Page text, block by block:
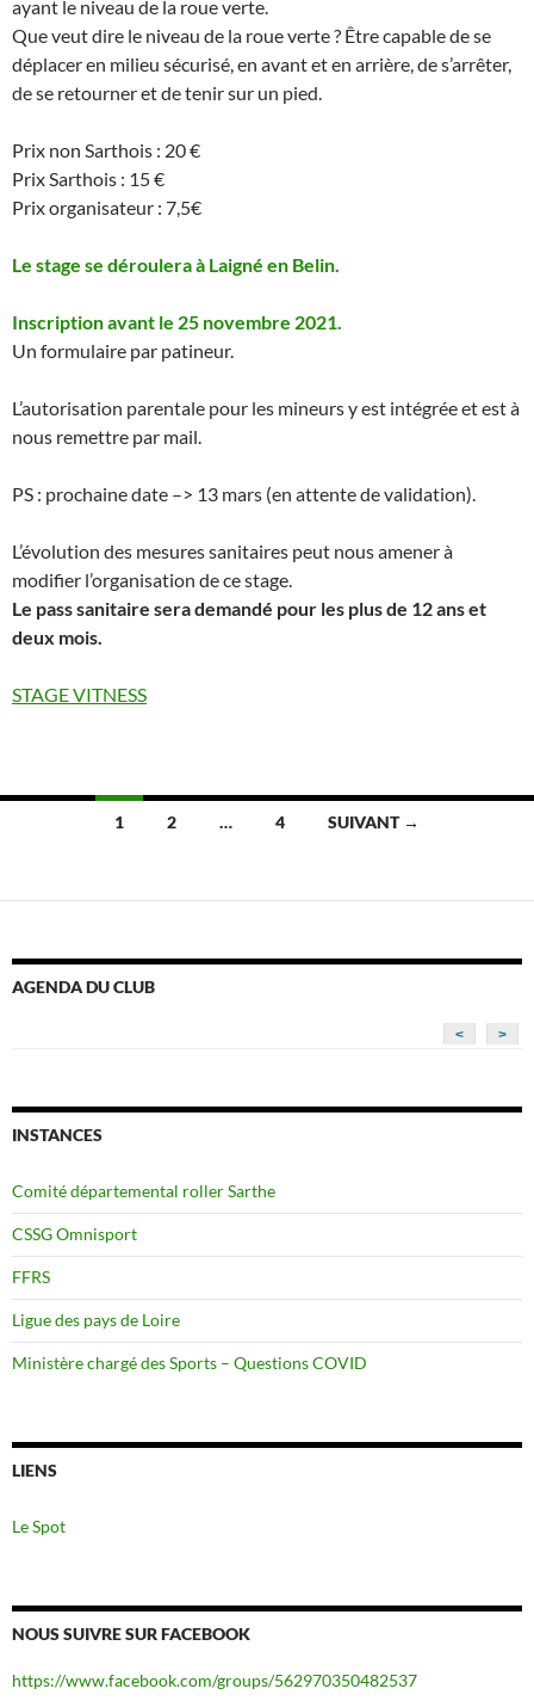
ayant le niveau de la roue verte.
Que veut dire le niveau de la roue verte ? Être capable de se
déplacer en milieu sécurisé, en avant et en arrière, de s’arrêter,
de se retourner et de tenir sur un pied.
Prix non Sarthois : 20 €
Prix Sarthois : 15 €
Prix organisateur : 7,5€
Le stage se déroulera à Laigné en Belin.
Inscription avant le 25 novembre 2021.
Un formulaire par patineur.
L’autorisation parentale pour les mineurs y est intégrée et est à
nous remettre par mail.
PS : prochaine date –> 13 mars (en attente de validation).
L’évolution des mesures sanitaires peut nous amener à
modifier l’organisation de ce stage.
Le pass sanitaire sera demandé pour les plus de 12 ans et
deux mois.
STAGE VITNESS
Navigation
articles
1 2 … 4 SUIVANT →
AGENDA DU CLUB
< >
INSTANCES
Comité départemental roller Sarthe
CSSG Omnisport
FFRS
Ligue des pays de Loire
Ministère chargé des Sports – Questions COVID
LIENS
Le Spot
NOUS SUIVRE SUR FACEBOOK
https://www.facebook.com/groups/562970350482537